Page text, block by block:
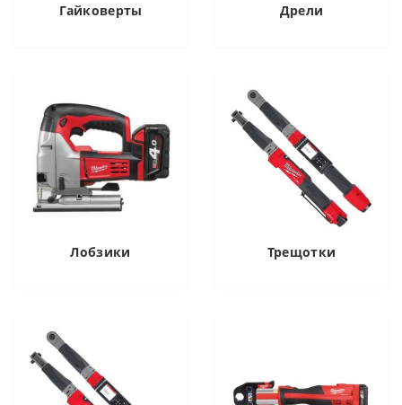
Гайковерты Дрели
Лобзики Трещотки